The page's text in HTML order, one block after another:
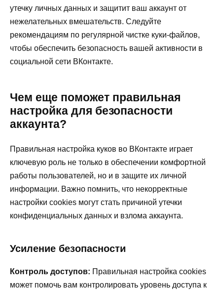
утечку личных данных и защитит ваш аккаунт от
нежелательных вмешательств. Следуйте
рекомендациям по регулярной чистке куки-файлов,
чтобы обеспечить безопасность вашей активности в
социальной сети ВКонтакте.
Чем еще поможет правильная
настройка для безопасности
аккаунта?
Правильная настройка куков во ВКонтакте играет
ключевую роль не только в обеспечении комфортной
работы пользователей, но и в защите их личной
информации. Важно помнить, что некорректные
настройки cookies могут стать причиной утечки
конфиденциальных данных и взлома аккаунта.
Усиление безопасности
Контроль доступов: Правильная настройка cookies
может помочь вам контролировать уровень доступа к